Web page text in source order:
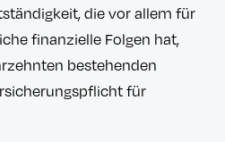
die vor allem für
finanzielle Folgen hat,
bestehenden
für